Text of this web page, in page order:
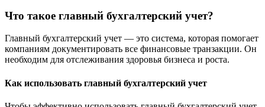
Что такое главный бухгалтерский учет?
Главный бухгалтерский учет — это система, которая помогает
компаниям документировать все финансовые транзакции. Он
необходим для отслеживания здоровья бизнеса и роста.
Как использовать главный бухгалтерский учет